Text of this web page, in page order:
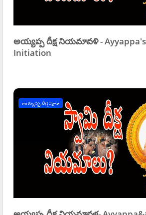
అయ్యప్ప దీక్ష నియమావళి - Ayyappa's
Initiation
అయ్యప్ప దీక్ష పూజ